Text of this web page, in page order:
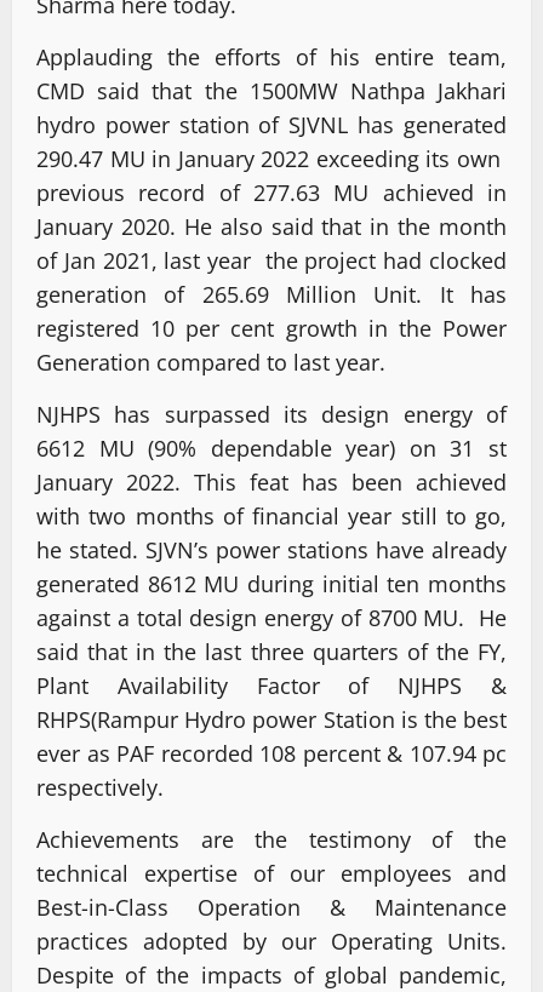
Applauding the efforts of his entire team,
CMD said that the 1500MW Nathpa Jakhari
hydro power station of SJVNL has generated
290.47 MU in January 2022 exceeding its own
previous record of 277.63 MU achieved in
January 2020. He also said that in the month
of Jan 2021, last year the project had clocked
generation of 265.69 Million Unit. It has
registered 10 per cent growth in the Power
Generation compared to last year.
NJHPS has surpassed its design energy of
6612 MU (90% dependable year) on 31 st
January 2022. This feat has been achieved
with two months of financial year still to go,
he stated. SJVN’s power stations have already
generated 8612 MU during initial ten months
against a total design energy of 8700 MU. He
said that in the last three quarters of the FY,
Plant Availability Factor of NJHPS &
RHPS(Rampur Hydro power Station is the best
ever as PAF recorded 108 percent & 107.94 pc
respectively.
Achievements are the testimony of the
technical expertise of our employees and
Best-in-Class Operation & Maintenance
practices adopted by our Operating Units.
Despite of the impacts of global pandemic,